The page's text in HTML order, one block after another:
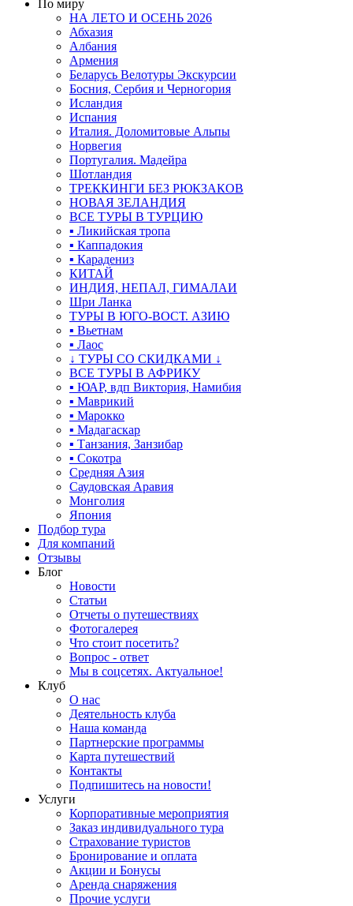
По миру
НА ЛЕТО И ОСЕНЬ 2026
Абхазия
Албания
Армения
Беларусь Велотуры Экскурсии
Босния, Сербия и Черногория
Исландия
Испания
Италия. Доломитовые Альпы
Норвегия
Португалия. Мадейра
Шотландия
ТРЕККИНГИ БЕЗ РЮКЗАКОВ
НОВАЯ ЗЕЛАНДИЯ
ВСЕ ТУРЫ В ТУРЦИЮ
▪ Ликийская тропа
▪ Каппадокия
▪ Карадениз
КИТАЙ
ИНДИЯ, НЕПАЛ, ГИМАЛАИ
Шри Ланка
ТУРЫ В ЮГО-ВОСТ. АЗИЮ
▪ Вьетнам
▪ Лаос
↓ ТУРЫ СО СКИДКАМИ ↓
ВСЕ ТУРЫ В АФРИКУ
▪ ЮАР, вдп Виктория, Намибия
▪ Маврикий
▪ Марокко
▪ Мадагаскар
▪ Танзания, Занзибар
▪ Сокотра
Средняя Азия
Саудовская Аравия
Монголия
Япония
Подбор тура
Для компаний
Отзывы
Блог
Новости
Статьи
Отчеты о путешествиях
Фотогалерея
Что стоит посетить?
Вопрос - ответ
Мы в соцсетях. Актуальное!
Клуб
О нас
Деятельность клуба
Наша команда
Партнерские программы
Карта путешествий
Контакты
Подпишитесь на новости!
Услуги
Корпоративные мероприятия
Заказ индивидуального тура
Страхование туристов
Бронирование и оплата
Акции и Бонусы
Аренда снаряжения
Прочие услуги